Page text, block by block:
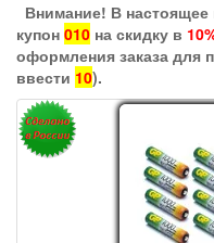
Внимание! В настоящее
купон 010 на скидку в
оформления заказа для
ввести 10).